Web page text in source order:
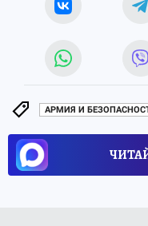
АРМИЯ И